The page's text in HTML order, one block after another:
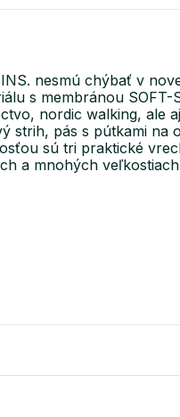
nesmú chýbať v
s membránou
nordic walking, ale
strih, pás s pútkami
sú tri praktické
a mnohých